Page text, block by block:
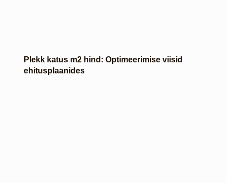
Plekk katus m2 hind: Optimeerimise viisid
ehitusplaanides